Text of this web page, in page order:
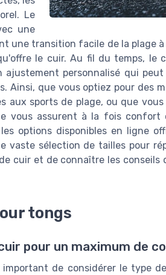
Le
une
une transition facile de la plage
le cuir. Au fil du temps, le
personnalisé qui
Ainsi, que vous optiez pour des
aux sports de plage, ou que
vous assurent à la fois confort
options disponibles en ligne
sélection de tailles pour
cuir et de connaître les conseils
tongs
pour un maximum de
de considérer le type